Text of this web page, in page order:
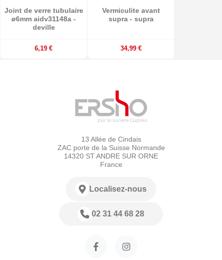
Joint de verre tubulaire
ø6mm aidv31148a -
deville
6,19 €
Vermiculite avant
supra - supra
34,99 €
13 Allée de Cindais
ZAC porte de la Suisse Normande
14320 ST ANDRE SUR ORNE
France
Localisez-nous
02 31 44 68 28